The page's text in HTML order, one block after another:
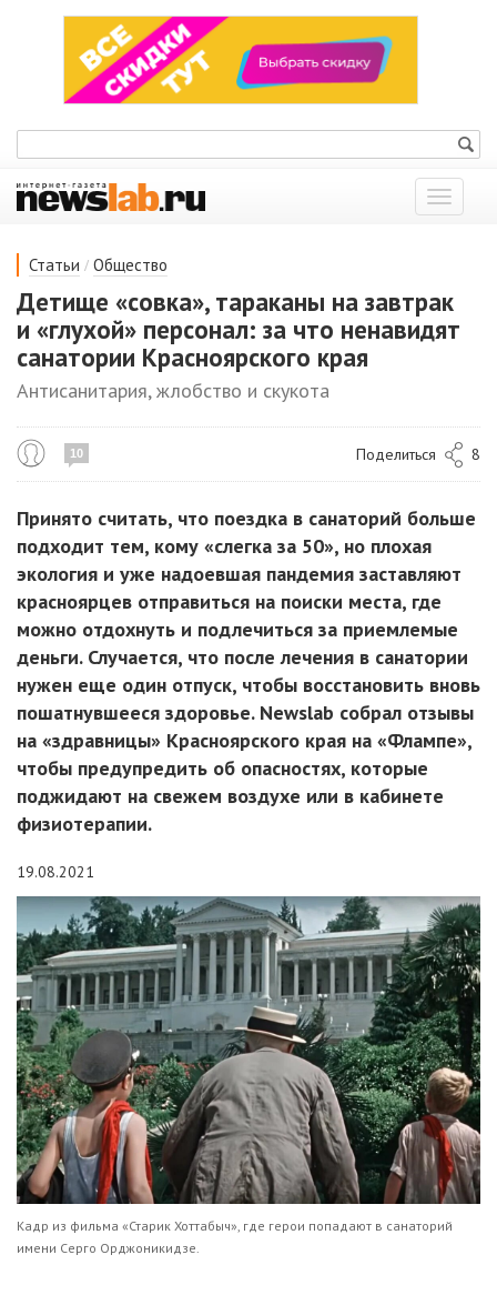
Показать
меню
Статьи / Общество
Детище «совка», тараканы на завтрак
и «глухой» персонал: за что ненавидят
санатории Красноярского края
Антисанитария, жлобство и скукота
10 Поделиться 8
Принято считать, что поездка в санаторий больше
подходит тем, кому «слегка за 50», но плохая
экология и уже надоевшая пандемия заставляют
красноярцев отправиться на поиски места, где
можно отдохнуть и подлечиться за приемлемые
деньги. Случается, что после лечения в санатории
нужен еще один отпуск, чтобы восстановить вновь
пошатнувшееся здоровье. Newslab собрал отзывы
на «здравницы» Красноярского края на «Флампе»,
чтобы предупредить об опасностях, которые
поджидают на свежем воздухе или в кабинете
физиотерапии.
19.08.2021
Кадр из фильма «Старик Хоттабыч», где герои попадают в санаторий
имени Серго Орджоникидзе.